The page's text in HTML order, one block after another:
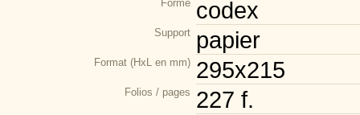
Forme codex
Support papier
Format (HxL en mm) 295x215
Folios / pages 227 f.